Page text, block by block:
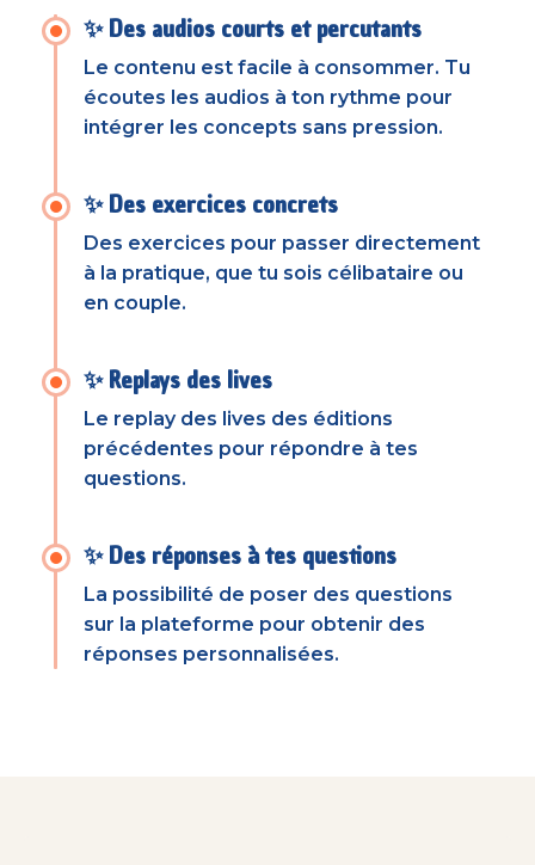
✨ Des audios courts et percutants
Le contenu est facile à consommer. Tu
écoutes les audios à ton rythme pour
intégrer les concepts sans pression.
✨ Des exercices concrets
Des exercices pour passer directement
à la pratique, que tu sois célibataire ou
en couple.
✨ Replays des lives
Le replay des lives des éditions
précédentes pour répondre à tes
questions.
✨ Des réponses à tes questions
La possibilité de poser des questions
sur la plateforme pour obtenir des
réponses personnalisées.